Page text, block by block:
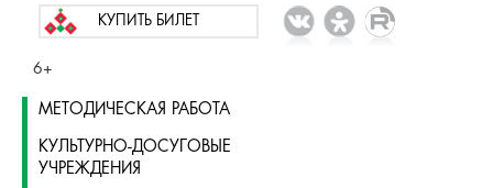
КУПИТЬ БИЛЕТ
6+
МЕТОДИЧЕСКАЯ РАБОТА
КУЛЬТУРНО-ДОСУГОВЫЕ
УЧРЕЖДЕНИЯ